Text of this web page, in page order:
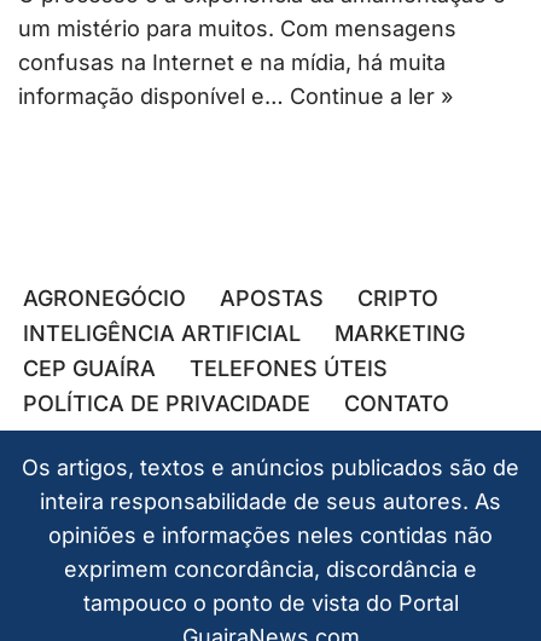
um mistério para muitos. Com mensagens
confusas na Internet e na mídia, há muita
informação disponível e… Continue a ler »
AGRONEGÓCIO APOSTAS
CRIPTO
INTELIGÊNCIA ARTIFICIAL
MARKETING
CEP GUAÍRA
TELEFONES ÚTEIS
POLÍTICA DE PRIVACIDADE
CONTATO
Os artigos, textos e anúncios publicados são de
inteira responsabilidade de seus autores. As
opiniões e informações neles contidas não
exprimem concordância, discordância e
tampouco o ponto de vista do Portal